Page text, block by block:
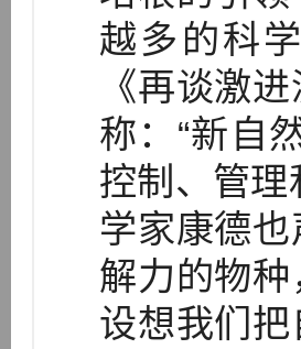
越多的科
《再谈激
称：“新自
控制、管理
学家康德
解力的物
设想我们